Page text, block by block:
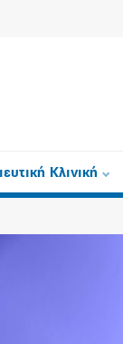
Κλινική